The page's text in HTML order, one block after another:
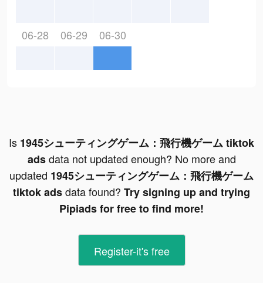
06-28 06-29 06-30
Is 1945シューティングゲーム：飛行機ゲーム tiktok
adsdata not updated enough? No more and
updated 1945シューティングゲーム：飛行機ゲーム
tiktok adsdata found? Try signing up and trying
Pipiads for free to find more!
Register-it's free